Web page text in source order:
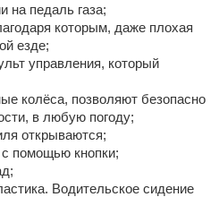
на педаль газа;
которым, даже плохая
езде;
управления, который
колёса, позволяют безопасно
в любую погоду;
открываются;
помощью кнопки;
Водительское сидение